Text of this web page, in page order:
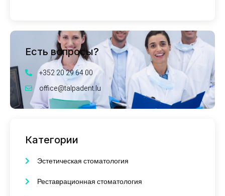
Есть вопросы?
+352 20 29 64 00
office@talpadent.lu
Категории
Эстетическая стоматология
Реставрационная стоматология